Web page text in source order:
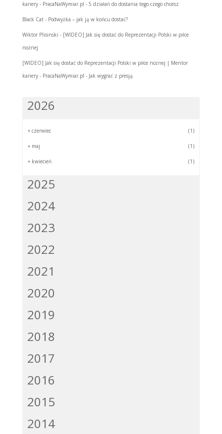
kariery - PracaNaWymiar.pl - 5 działań do dostania tego czego chcesz
Black Cat- Podwyżka – jak ją w końcu dostać?
Wiktor Plisinski - [WIDEO] Jak się dostać do Reprezentacji Polski w piłce
nożnej
[WIDEO] Jak się dostać do Reprezentacji Polski w piłce nożnej | Mentor
kariery - PracaNaWymiar.pl - Jak wygrać z presją
2026
+ czerwiec (1)
+ maj (1)
+ kwiecień (1)
2025
2024
2023
2022
2021
2020
2019
2018
2017
2016
2015
2014